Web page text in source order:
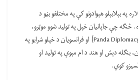
په بېلابېلو هېوادونو کې په مختلفو بڼو د
چې جاپانیان خپل په تولید شوو موټرو،
چینایان په پانډا ډيپلوماسۍ (Panda Diplomacy) او فرانسویان د خپلو شرابو په
بنګله دېش او هند د ام مېوې په تولید او
کوي.